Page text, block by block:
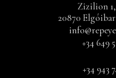
Zizilion
20870
+34 649
+34 943